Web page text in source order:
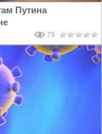
Путина
79